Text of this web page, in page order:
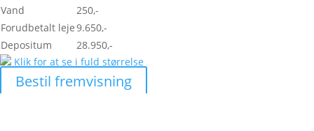
Vand
250,-
Forudbetalt leje9.650,-
Depositum
28.950,-
Klik for at se i fuld størrelse
Bestil fremvisning